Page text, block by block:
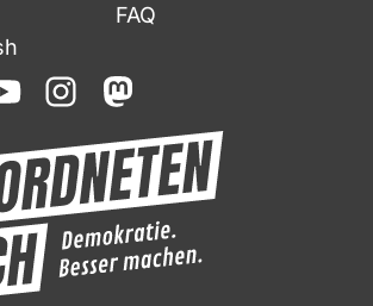
FAQ
youtubeinstagrammastodon